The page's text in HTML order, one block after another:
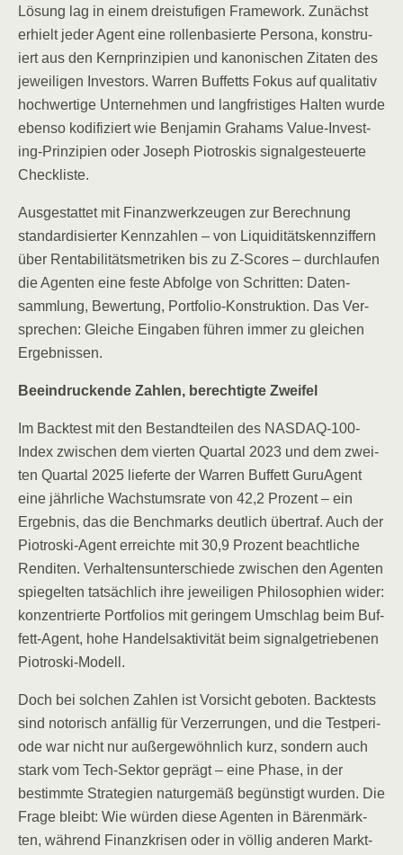
Lösung lag in einem drei­stu­fi­gen Frame­work. Zunächst
erhielt jeder Agent eine rol­len­ba­sier­te Per­so­na, kon­stru­
iert aus den Kern­prin­zi­pi­en und kano­ni­schen Zita­ten des
jewei­li­gen Inves­tors. War­ren Buf­fetts Fokus auf qua­li­ta­tiv
hoch­wer­ti­ge Unter­neh­men und lang­fris­ti­ges Hal­ten wur­de
eben­so kodi­fi­ziert wie Ben­ja­min Gra­hams Value-Inves­t­
ing-Prin­zi­pi­en oder Joseph Pio­troskis signal­ge­steu­er­te
Checkliste.
Aus­ge­stat­tet mit Finanz­werk­zeu­gen zur Berech­nung
stan­dar­di­sier­ter Kenn­zah­len – von Liqui­di­täts­kenn­zif­fern
über Ren­ta­bi­li­täts­me­tri­ken bis zu Z‑Scores – durch­lau­fen
die Agen­ten eine fes­te Abfol­ge von Schrit­ten: Daten­
samm­lung, Bewer­tung, Port­fo­lio-Kon­struk­ti­on. Das Ver­
spre­chen: Glei­che Ein­ga­ben füh­ren immer zu glei­chen
Ergebnissen.
Beein­dru­cken­de Zah­len, berech­tig­te Zweifel
Im Back­test mit den Bestand­tei­len des NASDAQ-100-
Index zwi­schen dem vier­ten Quar­tal 2023 und dem zwei­
ten Quar­tal 2025 lie­fer­te der War­ren Buf­fett Guru­Agent
eine jähr­li­che Wachs­tums­ra­te von 42,2 Pro­zent – ein
Ergeb­nis, das die Bench­marks deut­lich über­traf. Auch der
Pio­tro­ski-Agent erreich­te mit 30,9 Pro­zent beacht­li­che
Ren­di­ten. Ver­hal­tens­un­ter­schie­de zwi­schen den Agen­ten
spie­gel­ten tat­säch­lich ihre jewei­li­gen Phi­lo­so­phien wider:
kon­zen­trier­te Port­fo­li­os mit gerin­gem Umschlag beim Buf­
fett-Agent, hohe Han­dels­ak­ti­vi­tät beim signal­ge­trie­be­nen
Piotroski-Modell.
Doch bei sol­chen Zah­len ist Vor­sicht gebo­ten. Back­tests
sind noto­risch anfäl­lig für Ver­zer­run­gen, und die Test­pe­ri­
ode war nicht nur außer­ge­wöhn­lich kurz, son­dern auch
stark vom Tech-Sek­tor geprägt – eine Pha­se, in der
bestimm­te Stra­te­gien natur­ge­mäß begüns­tigt wur­den. Die
Fra­ge bleibt: Wie wür­den die­se Agen­ten in Bären­märk­
ten, wäh­rend Finanz­kri­sen oder in völ­lig ande­ren Markt­